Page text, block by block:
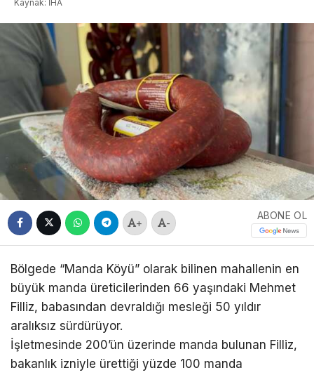
Kaynak: İHA
+ -
ABONE OL
Bölgede “Manda Köyü” olarak bilinen mahallenin en
büyük manda üreticilerinden 66 yaşındaki Mehmet
Filliz, babasından devraldığı mesleği 50 yıldır
aralıksız sürdürüyor.
İşletmesinde 200’ün üzerinde manda bulunan Filliz,
bakanlık izniyle ürettiği yüzde 100 manda